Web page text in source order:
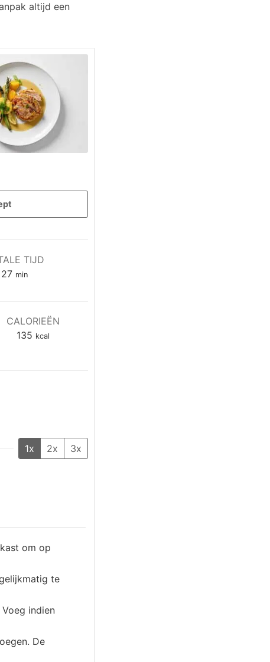
altijd een
TIJD
27minuten
min
CALORIEËN
135 kcal
1x 2x
3x
om op
te
indien
De